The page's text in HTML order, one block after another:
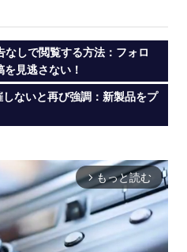
しで閲覧する方法：フォロ
見逃さない！
ないと再び強調：新製品をプ
arrow_forward_ios もっと読む